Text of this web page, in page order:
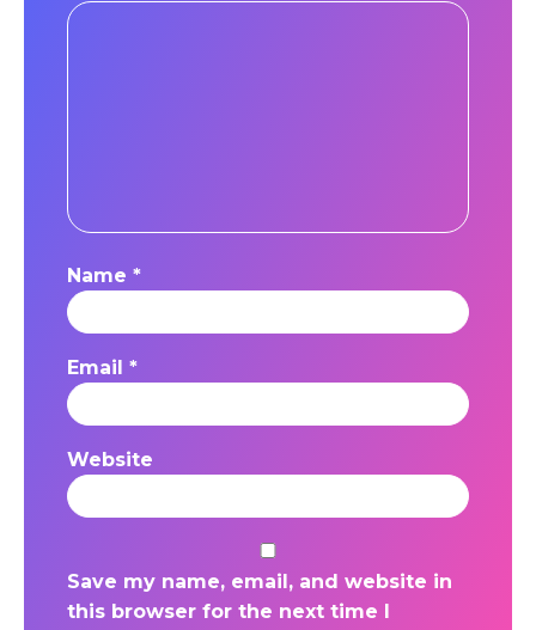
Name *
Email *
Website
Save my name, email, and website in
this browser for the next time I